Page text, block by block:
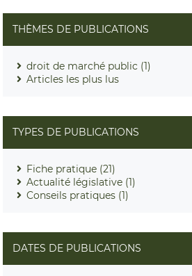
THÈMES DE PUBLICATIONS
droit de marché public (1)
Articles les plus lus
TYPES DE PUBLICATIONS
Fiche pratique (21)
Actualité législative (1)
Conseils pratiques (1)
DATES DE PUBLICATIONS